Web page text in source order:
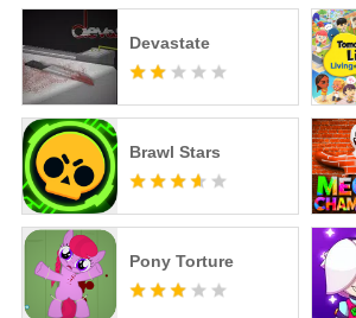
Devastate
Brawl Stars
Pony Torture